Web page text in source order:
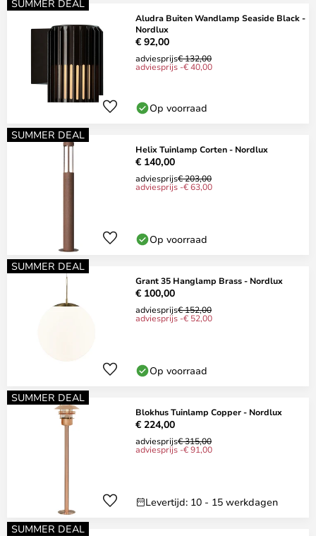
SUMMER DEAL
Aludra Buiten Wandlamp Seaside Black -
Nordlux
€ 92,00
adviesprijs€ 132,00
adviesprijs -€ 40,00
Op voorraad
SUMMER DEAL
Helix Tuinlamp Corten - Nordlux
€ 140,00
adviesprijs€ 203,00
adviesprijs -€ 63,00
Op voorraad
SUMMER DEAL
Grant 35 Hanglamp Brass - Nordlux
€ 100,00
adviesprijs€ 152,00
adviesprijs -€ 52,00
Op voorraad
SUMMER DEAL
Blokhus Tuinlamp Copper - Nordlux
€ 224,00
adviesprijs€ 315,00
adviesprijs -€ 91,00
Levertijd: 10 - 15 werkdagen
SUMMER DEAL